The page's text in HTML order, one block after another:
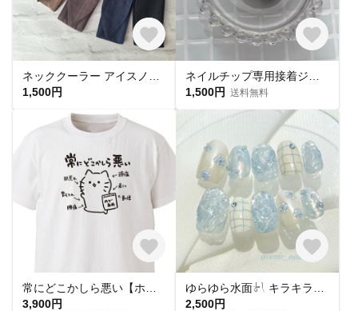
1,500円
1,500円 送料無料
3,900円
2,500円